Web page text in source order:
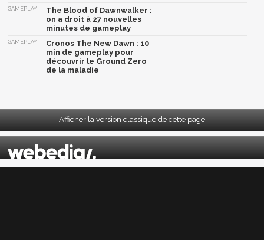
GAMEPLAY
The Blood of Dawnwalker :
on a droit à 27 nouvelles
minutes de gameplay
GAMEPLAY
Cronos The New Dawn : 10
min de gameplay pour
découvrir le Ground Zero
de la maladie
Afficher la version classique de cette page